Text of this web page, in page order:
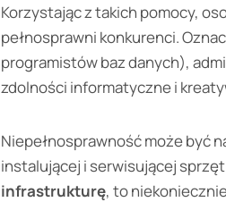
Korzystając z takich pomocy,
pełnosprawni konkurenci.
programistów baz danych),
zdolności informatyczne i
Niepełnosprawność może być
instalującej i serwisującej
infrastrukturę, to